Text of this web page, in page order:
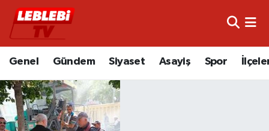
Genel Gündem Siyaset Asayiş Spor
Hava Durumu
Trafik Durumu